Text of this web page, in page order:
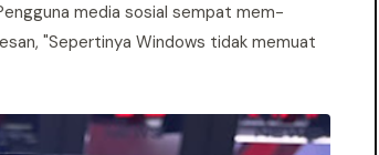
media sosial sempat mem-
"Sepertinya Windows tidak memuat